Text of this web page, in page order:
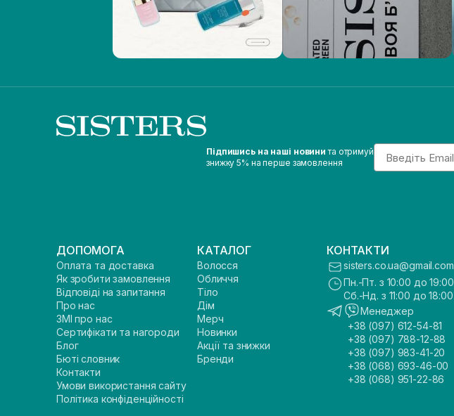
Підпишись на наші новини та отримуй
знижку 5% на перше замовлення
Email
ДОПОМОГА
Оплата та доставка
Як зробити замовлення
Відповіді на запитання
Про нас
ЗМІ про нас
Сертифікати та нагороди
Блог
Бюті словник
Контакти
Умови використання сайту
Політика конфіденційності
КАТАЛОГ
Волосся
Обличчя
Тіло
Дім
Мерч
Новинки
Акції та знижки
Бренди
КОНТАКТИ
sisters.co.ua@gmail.com
Пн.-Пт. з 10:00 до 19:00
Сб.-Нд. з 11:00 до 18:00
Менеджер
+38 (097) 612-54-81
+38 (097) 788-12-88
+38 (097) 983-41-20
+38 (068) 693-46-00
+38 (068) 951-22-86